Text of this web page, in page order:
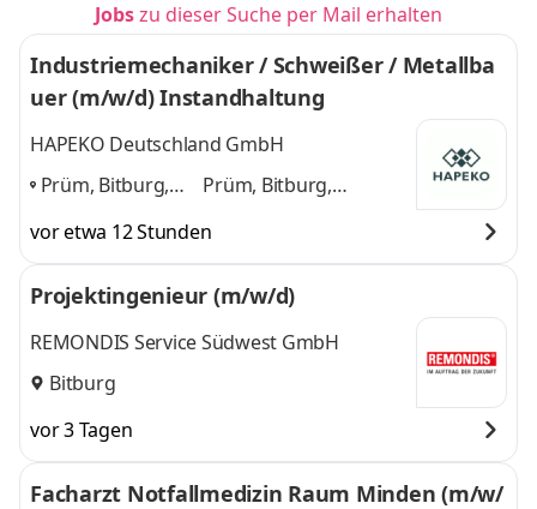
Jobszu dieser Suche per Mail erhalten
Industriemechaniker / Schweißer / Metallba
uer (m/w/d) Instandhaltung
HAPEKO Deutschland GmbH
Prüm, Bitburg,
Wittlich, Trier,
Prüm, Bitburg,
Wittlich, Trier
weitere
vor etwa 12 Stunden
Projektingenieur (m/w/d)
REMONDIS Service Südwest GmbH
Bitburg
vor 3 Tagen
Facharzt Notfallmedizin Raum Minden (m/w/